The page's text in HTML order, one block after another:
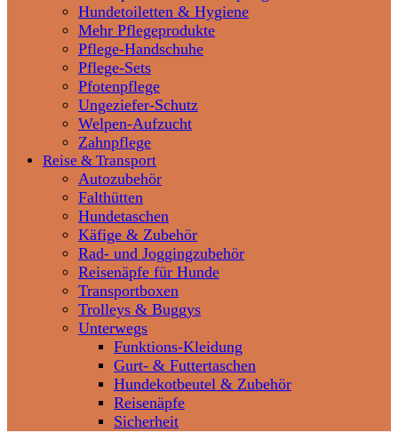
Hundetoiletten & Hygiene
Mehr Pflegeprodukte
Pflege-Handschuhe
Pflege-Sets
Pfotenpflege
Ungeziefer-Schutz
Welpen-Aufzucht
Zahnpflege
Reise & Transport
Autozubehör
Falthütten
Hundetaschen
Käfige & Zubehör
Rad- und Joggingzubehör
Reisenäpfe für Hunde
Transportboxen
Trolleys & Buggys
Unterwegs
Funktions-Kleidung
Gurt- & Futtertaschen
Hundekotbeutel & Zubehör
Reisenäpfe
Sicherheit